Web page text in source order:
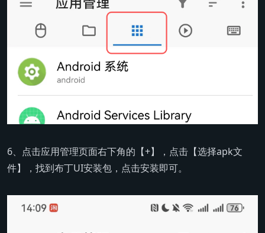
6、点击应用管理页面右下角的【+】，点击【选择apk文
件】，找到布丁UI安装包，点击安装即可。